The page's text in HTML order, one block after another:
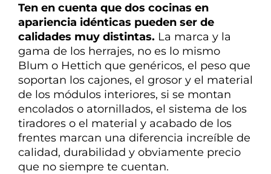
Ten en cuenta que dos cocinas en
apariencia idénticas pueden ser de
calidades muy distintas. La marca y la
gama de los herrajes, no es lo mismo
Blum o Hettich que genéricos, el peso que
soportan los cajones, el grosor y el material
de los módulos interiores, si se montan
encolados o atornillados, el sistema de los
tiradores o el material y acabado de los
frentes marcan una diferencia increíble de
calidad, durabilidad y obviamente precio
que no siempre te cuentan.